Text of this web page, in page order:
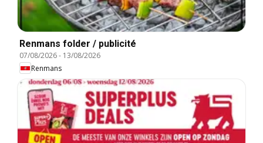
Renmans folder / publicité
07/08/2026- 13/08/2026
Renmans